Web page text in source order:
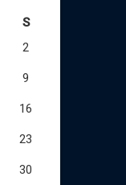
S
2
9
16
23
30